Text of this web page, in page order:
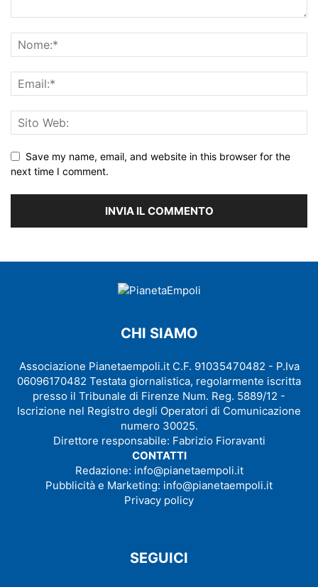
Save my name, email, and website in this browser for the
next time I comment.
CHI SIAMO
Associazione Pianetaempoli.it C.F. 91035470482 - P.Iva
06096170482 Testata giornalistica, regolarmente iscritta
presso il Tribunale di Firenze Num. Reg. 5889/12 -
Iscrizione nel Registro degli Operatori di Comunicazione
numero 30025.
Direttore responsabile: Fabrizio Fioravanti
CONTATTI
Redazione: info@pianetaempoli.it
Pubblicità e Marketing: info@pianetaempoli.it
Privacy policy
SEGUICI